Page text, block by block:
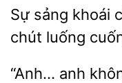
sảng khoái
chút
“Anh…